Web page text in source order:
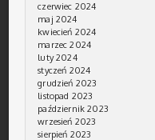
czerwiec 2024
maj 2024
kwiecień 2024
marzec 2024
luty 2024
styczeń 2024
grudzień 2023
listopad 2023
październik 2023
wrzesień 2023
sierpień 2023